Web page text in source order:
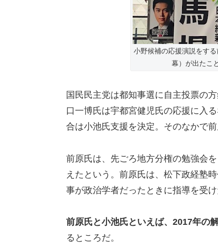
小野候補の応援演説をす
幕）が出たこ
国民民主党は都知事選に自主投票の
口一博氏は宇都宮健児氏の応援に入
合は小池氏支援を決定。そのなかで
前原氏は、先ごろ地方分権の勉強会
えたという。前原氏は、松下政経塾
事が政治学者だったときに指導を受け
前原氏と小池氏といえば、2017年の
るところだ。